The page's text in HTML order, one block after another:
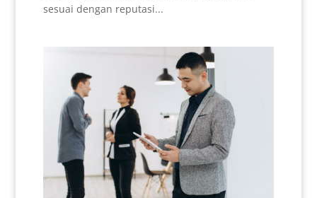
sesuai dengan reputasi...